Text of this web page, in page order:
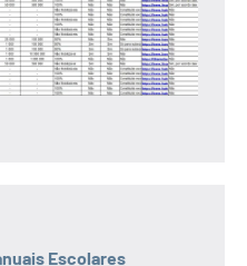
Escolares